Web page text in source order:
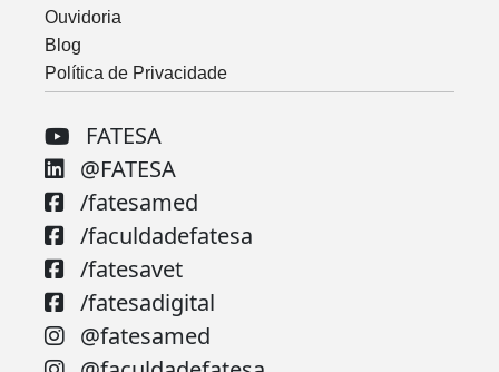
Ouvidoria
Blog
Política de Privacidade
FATESA
@FATESA
/fatesamed
/faculdadefatesa
/fatesavet
/fatesadigital
@fatesamed